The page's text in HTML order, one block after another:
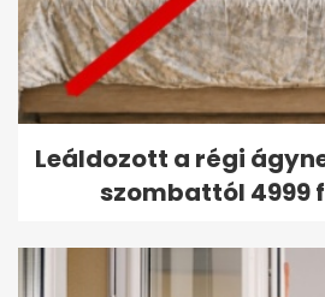
Leáldozott a régi
szombattól 4999